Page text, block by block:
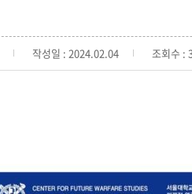
작성일 : 2024.02.04 조회수 :